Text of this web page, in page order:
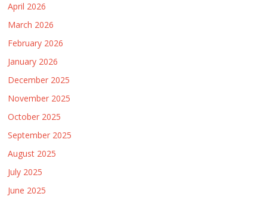
April 2026
March 2026
February 2026
January 2026
December 2025
November 2025
October 2025
September 2025
August 2025
July 2025
June 2025